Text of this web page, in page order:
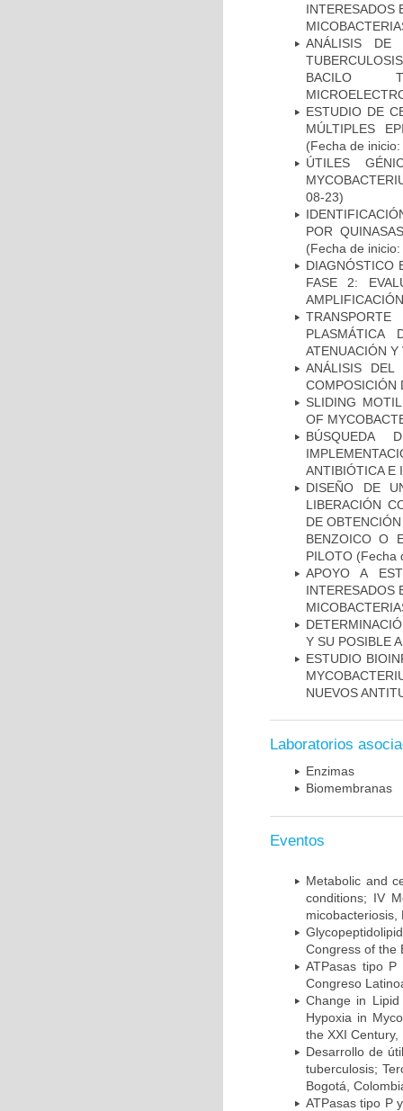
INTERESADOS
ANÁLISIS DE
BACILO
ESTUDIO DE
MÚLTIPLES
(Fecha de
ÚTILES
08-23)
POR
(Fecha de
DIAGNÓSTICO
FASE 2:
PLASMÁTICA
ATENUACIÓN Y
ANÁLISIS DEL
COMPOSICIÓN
SLIDING
OF
BÚSQUEDA
ANTIBIÓTICA E
DISEÑO DE
LIBERACIÓN
DE
BENZOICO O
PILOTO (Fecha
APOYO A
INTERESADOS
Y SU POSIBLE
ESTUDIO
NUEVOS
Laboratorios
Enzimas
Biomembranas
Eventos
Metabolic and
conditions; IV
micobacteriosis,
Congress of the
ATPasas tipo P
Congreso
Change in
Hypoxia in
the XXI
Desarrollo de
tuberculosis;
Bogotá,
ATPasas tipo P